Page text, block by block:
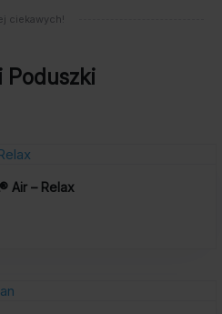
ciekawych!
Poduszki
Air – Relax